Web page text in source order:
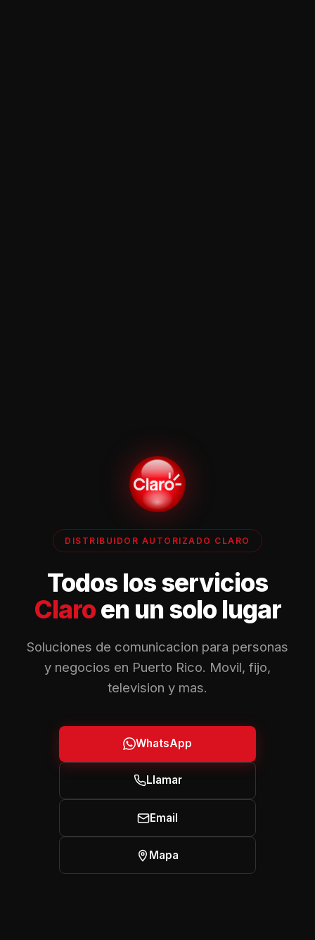
DISTRIBUIDOR AUTORIZADO CLARO
Todos los servicios
Claroen un solo lugar
Soluciones de comunicacion para personas
y negocios en Puerto Rico. Movil, fijo,
television y mas.
WhatsApp
Llamar
Email
Mapa